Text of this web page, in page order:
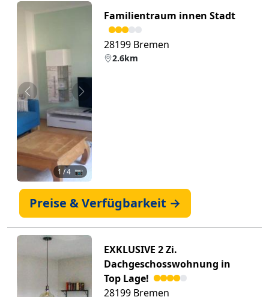
Zurück Weiter
1 / 4 📷
Familientraum innen Stadt
28199 Bremen
2.6km
Preise & Verfügbarkeit →
EXKLUSIVE 2 Zi.
Dachgeschosswohnung in
Top Lage!
28199 Bremen